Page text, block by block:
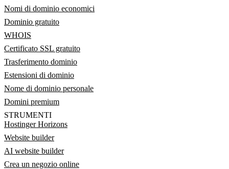
Nomi di dominio economici
Dominio gratuito
WHOIS
Certificato SSL gratuito
Trasferimento dominio
Estensioni di dominio
Nome di dominio personale
Domini premium
STRUMENTI
Hostinger Horizons
Website builder
AI website builder
Crea un negozio online